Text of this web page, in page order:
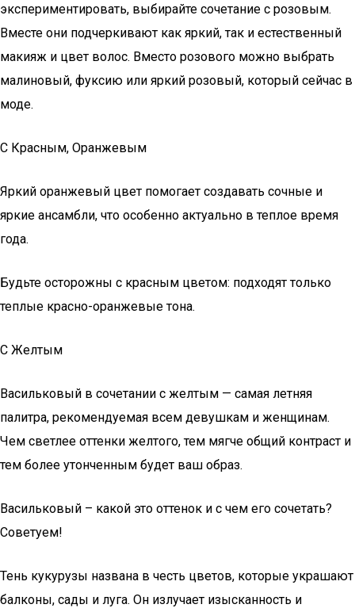
экспериментировать, выбирайте сочетание с розовым.
Вместе они подчеркивают как яркий, так и естественный
макияж и цвет волос. Вместо розового можно выбрать
малиновый, фуксию или яркий розовый, который сейчас в
моде.
С Красным, Оранжевым
Яркий оранжевый цвет помогает создавать сочные и
яркие ансамбли, что особенно актуально в теплое время
года.
Будьте осторожны с красным цветом: подходят только
теплые красно-оранжевые тона.
С Желтым
Васильковый в сочетании с желтым — самая летняя
палитра, рекомендуемая всем девушкам и женщинам.
Чем светлее оттенки желтого, тем мягче общий контраст и
тем более утонченным будет ваш образ.
Васильковый – какой это оттенок и с чем его сочетать?
Советуем!
Тень кукурузы названа в честь цветов, которые украшают
балконы, сады и луга. Он излучает изысканность и